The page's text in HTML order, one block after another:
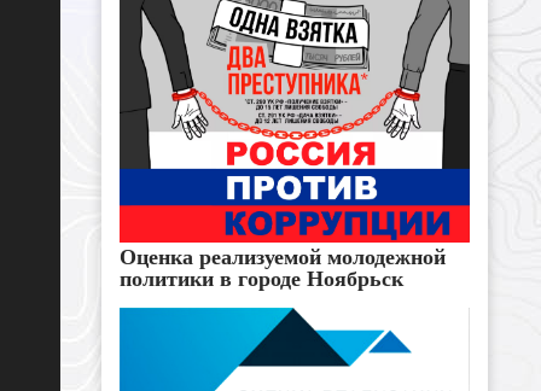
Оценка реализуемой молодежной
политики в городе Ноябрьск